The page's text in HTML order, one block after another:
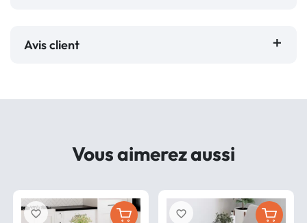
Avis client
Vous aimerez aussi
favorite_border favorite_border